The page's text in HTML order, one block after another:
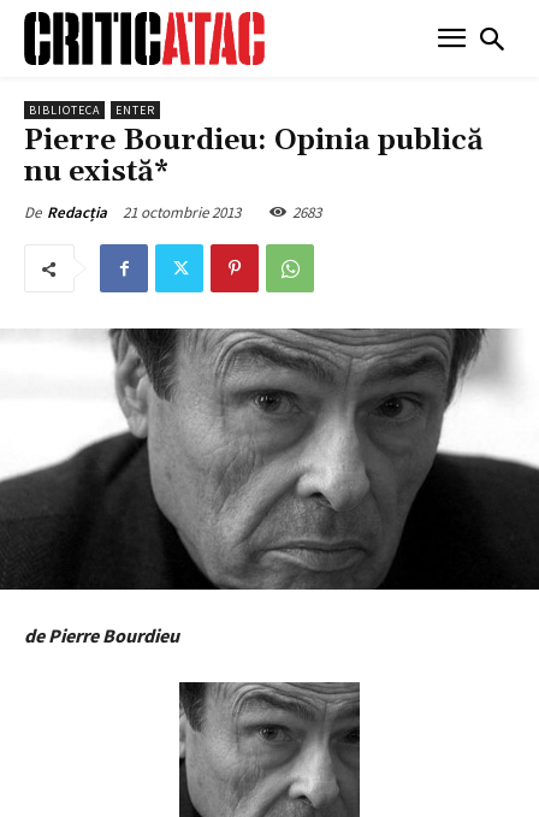
BIBLIOTECA ENTER
Pierre Bourdieu: Opinia publică
nu există*
De Redacția 21 octombrie 2013 2683
de Pierre Bourdieu